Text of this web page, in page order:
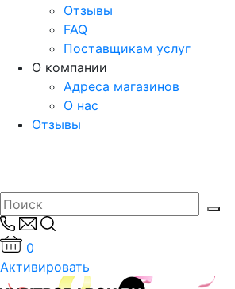
Отзывы
FAQ
Поставщикам услуг
О компании
Адреса магазинов
О нас
Отзывы
0
Активировать